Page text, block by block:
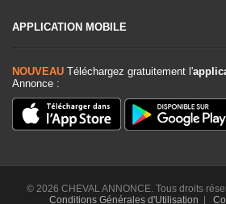
APPLICATION MOBILE
NOUVEAU Téléchargez gratuitement l'
Annonce :
© 2026 CHEVAL ANNONCE. Tous droits
Conditions Générales d'Utilisation |